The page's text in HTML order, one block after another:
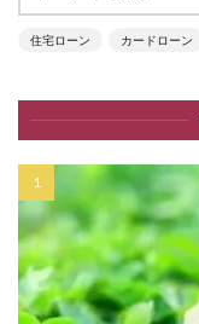
住宅ローン カードローン